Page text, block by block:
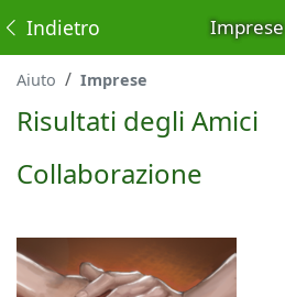
Imprese
Indietro
Aiuto Imprese
Risultati degli Amici
Collaborazione